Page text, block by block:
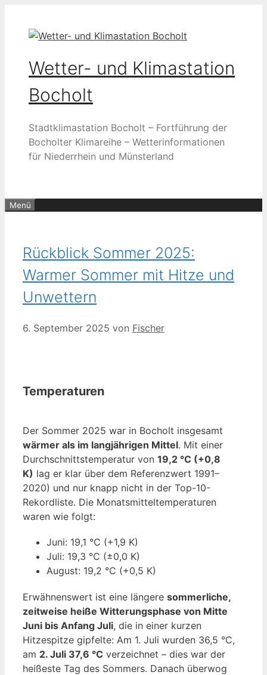
springen
Wetter- und Klimastation
Bocholt
Stadtklimastation Bocholt – Fortführung der
Bocholter Klimareihe – Wetterinformationen
für Niederrhein und Münsterland
Menü
Rückblick Sommer 2025:
Warmer Sommer mit Hitze und
Unwettern
6. September 2025 von Fischer
Temperaturen
Der Sommer 2025 war in Bocholt insgesamt
wärmer als im langjährigen Mittel. Mit einer
Durchschnittstemperatur von 19,2 °C (+0,8
K) lag er klar über dem Referenzwert 1991–
2020) und nur knapp nicht in der Top-10-
Rekordliste. Die Monatsmitteltemperaturen
waren wie folgt:
Juni: 19,1 °C (+1,9 K)
Juli: 19,3 °C (±0,0 K)
August: 19,2 °C (+0,5 K)
Erwähnenswert ist eine längere sommerliche,
zeitweise heiße Witterungsphase von Mitte
Juni bis Anfang Juli, die in einer kurzen
Hitzespitze gipfelte: Am 1. Juli wurden 36,5 °C,
am 2. Juli 37,6 °C verzeichnet – dies war der
heißeste Tag des Sommers. Danach überwog